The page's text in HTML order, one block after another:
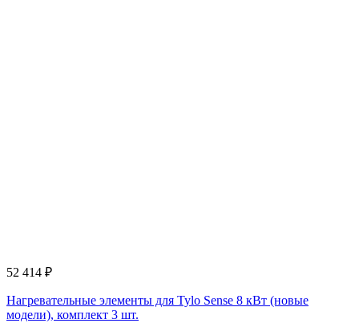
52 414 ₽
Нагревательные элементы для Tylo Sense 8 кВт (новые
модели), комплект 3 шт.